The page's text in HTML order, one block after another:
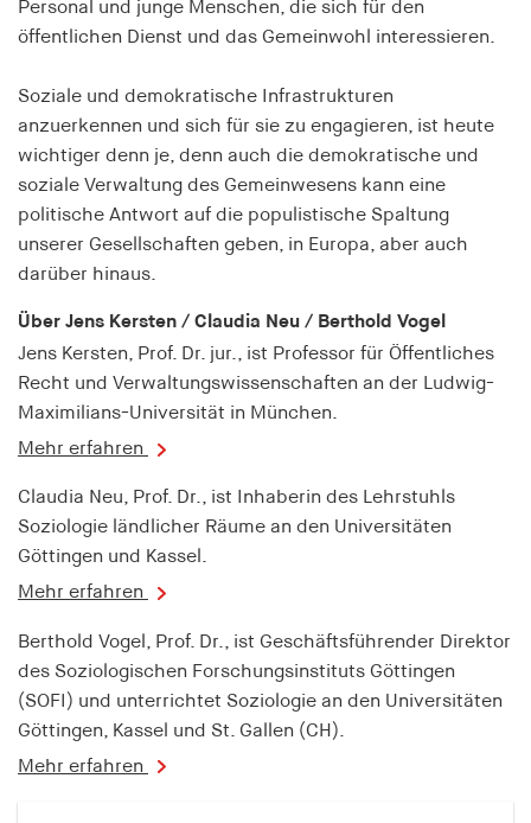
Personal und junge Menschen, die sich für den
öffentlichen Dienst und das Gemeinwohl interessieren.
Soziale und demokratische Infrastrukturen
anzuerkennen und sich für sie zu engagieren, ist heute
wichtiger denn je, denn auch die demokratische und
soziale Verwaltung des Gemeinwesens kann eine
politische Antwort auf die populistische Spaltung
unserer Gesellschaften geben, in Europa, aber auch
darüber hinaus.
Über Jens Kersten / Claudia Neu / Berthold Vogel
Jens Kersten, Prof. Dr. jur., ist Professor für Öffentliches
Recht und Verwaltungswissenschaften an der Ludwig-
Maximilians-Universität in München.
Mehr erfahren
Claudia Neu, Prof. Dr., ist Inhaberin des Lehrstuhls
Soziologie ländlicher Räume an den Universitäten
Göttingen und Kassel.
Mehr erfahren
Berthold Vogel, Prof. Dr., ist Geschäftsführender Direktor
des Soziologischen Forschungsinstituts Göttingen
(SOFI) und unterrichtet Soziologie an den Universitäten
Göttingen, Kassel und St. Gallen (CH).
Mehr erfahren
Cookie Laufzeit:
Sitzung
fonts_loaded
Name:
fonts_loaded
Anbieter:
hamburger-edition.de
7 Tage